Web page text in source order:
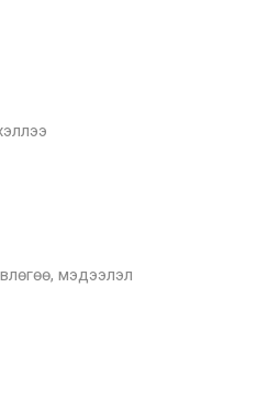
мэдээлэл